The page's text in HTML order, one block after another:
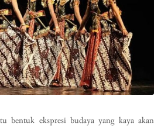
bentuk ekspresi budaya yang kaya akan